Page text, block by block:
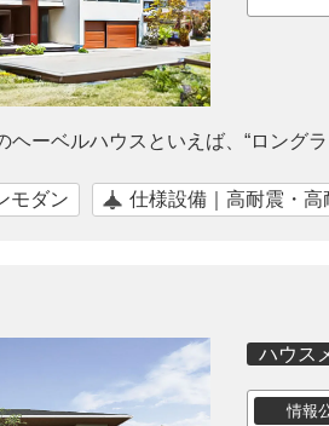
ヘーベルハウスといえば、“ロング
モダン 仕様設備｜高耐震・高
ハウス
情報